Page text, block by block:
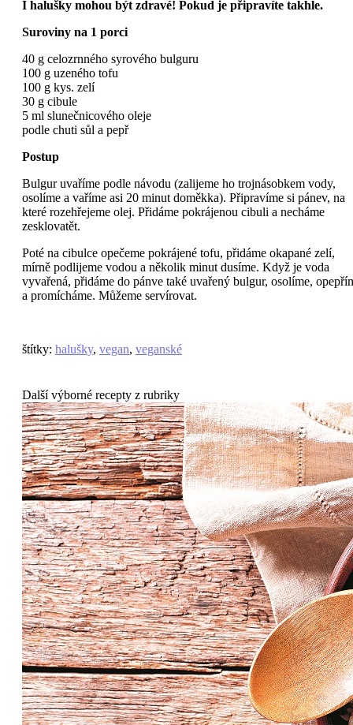
I halušky mohou být zdravé! Pokud je připravíte takhle.
Suroviny na 1 porci
40 g celozrnného syrového bulguru
100 g uzeného tofu
100 g kys. zelí
30 g cibule
5 ml slunečnicového oleje
podle chuti sůl a pepř
Postup
Bulgur uvaříme podle návodu (zalijeme ho trojnásobkem vody,
osolíme a vaříme asi 20 minut doměkka). Připravíme si pánev, na
které rozehřejeme olej. Přidáme pokrájenou cibuli a necháme
zesklovatět.
Poté na cibulce opečeme pokrájené tofu, přidáme okapané zelí,
mírně podlijeme vodou a několik minut dusíme. Když je voda
vyvařená, přidáme do pánve také uvařený bulgur, osolíme,
a promícháme. Můžeme servírovat.
štítky: halušky, vegan, veganské
Další výborné recepty z rubriky